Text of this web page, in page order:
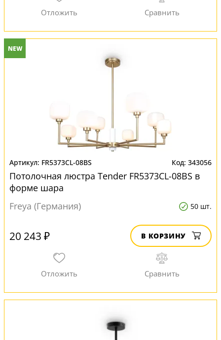
NEW
FR5373CL-08BS 343056
Потолочная люстра Tender FR5373CL-08BS в
форме шара
Freya (Германия)
50 шт.
20 243 ₽ В КОРЗИНУ